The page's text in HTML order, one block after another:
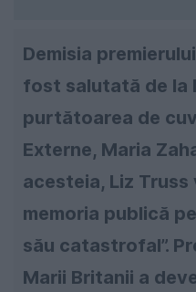
Demisia
fost salutată de la
purtătoarea de
Externe, Maria
acesteia, Liz Truss
memoria publică
său catastrofal”.
Marii Britanii a